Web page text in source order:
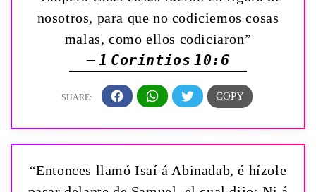
nosotros, para que no codiciemos cosas
malas, como ellos codiciaron”
— 1 Corintios 10:6
“Entonces llamó Isaí á Abinadab, é hízole